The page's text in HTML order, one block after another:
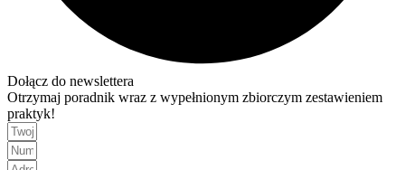
Dołącz do newslettera
Otrzymaj poradnik wraz z wypełnionym zbiorczym zestawieniem
praktyk!